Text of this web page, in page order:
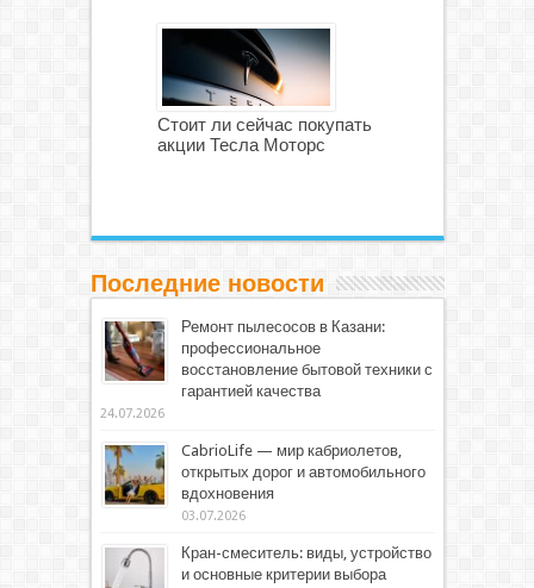
Стоит ли сейчас покупать
акции Тесла Моторс
Последние новости
Ремонт пылесосов в Казани:
профессиональное
восстановление бытовой техники с
гарантией качества
24.07.2026
CabrioLife — мир кабриолетов,
открытых дорог и автомобильного
вдохновения
03.07.2026
Кран-смеситель: виды, устройство
и основные критерии выбора